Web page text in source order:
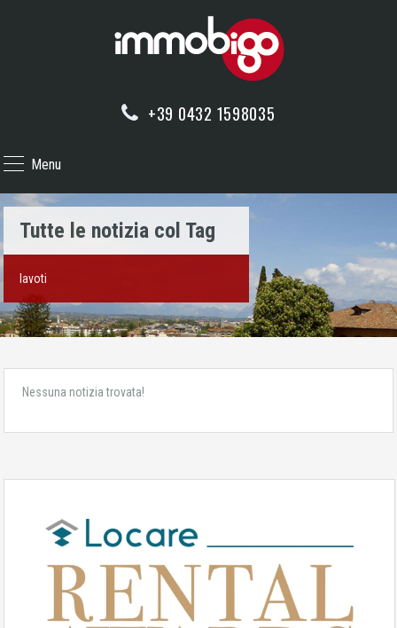
+39 0432 1598035
Menu
Tutte le notizia col Tag
lavoti
Nessuna notizia trovata!